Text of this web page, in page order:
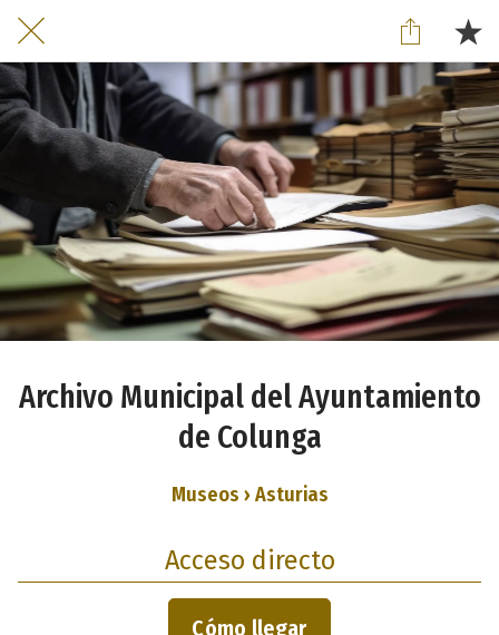
Archivo Municipal del Ayuntamiento
de Colunga
Museos › Asturias
Acceso directo
Cómo llegar